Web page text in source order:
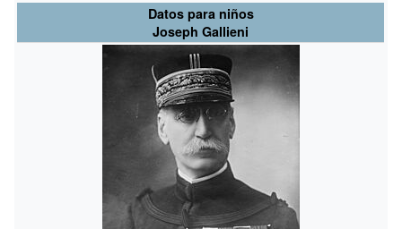
Datos para niños
Joseph Gallieni